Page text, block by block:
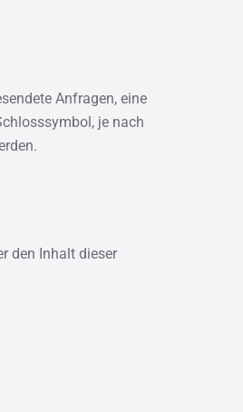
Anfragen, eine
je nach
den Inhalt dieser